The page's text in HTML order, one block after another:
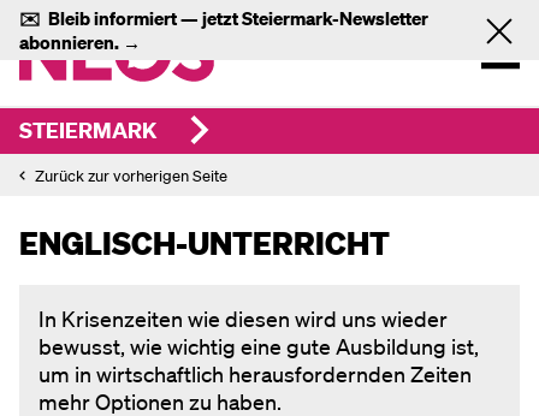
✉️ Bleib informiert — jetztSteiermark-Newsletter
abonnieren. →
STEIERMARK
Zurück zur vorherigen Seite
ENGLISCH-UNTERRICHT
In Krisenzeiten wie diesen wird uns wieder
bewusst, wie wichtig eine gute Ausbildung ist,
um in wirtschaftlich herausfordernden Zeiten
mehr Optionen zu haben.